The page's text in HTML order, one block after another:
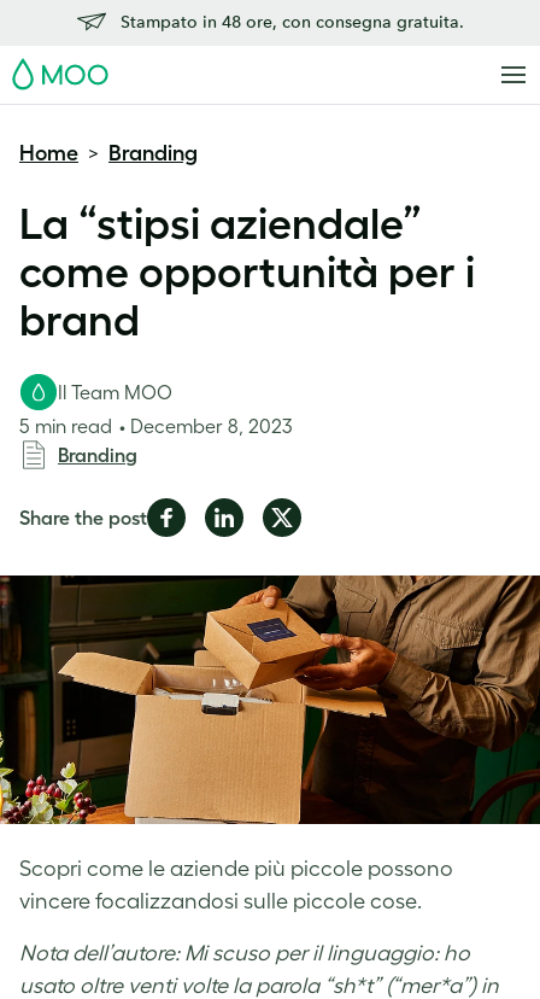
Stampato in 48 ore, con consegna gratuita.
MOO
Home > Branding
La “stipsi aziendale”
come opportunità per i
brand
Scopri come le aziende più piccole possono
vincere focalizzandosi sulle piccole cose.
Il Team MOO
5 min read
December 8, 2023
Branding
Share the postShare
Facebook
Share
LinkedIn
Share
Twitter
Nota dell’autore: Mi scuso per il linguaggio: ho
usato oltre venti volte la parola “sh*t” (“mer*a”) in